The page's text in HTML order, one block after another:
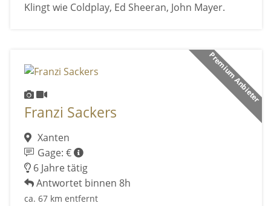
Klingt wie Coldplay, Ed Sheeran, John Mayer.
Premium Anbieter
Franzi Sackers
Xanten
Gage: €
6 Jahre tätig
Antwortet binnen 8h
ca. 67 km entfernt